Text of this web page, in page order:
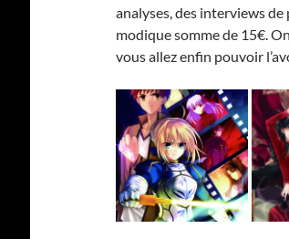
analyses, des interviews
modique somme de 15€.
vous allez enfin pouvoir